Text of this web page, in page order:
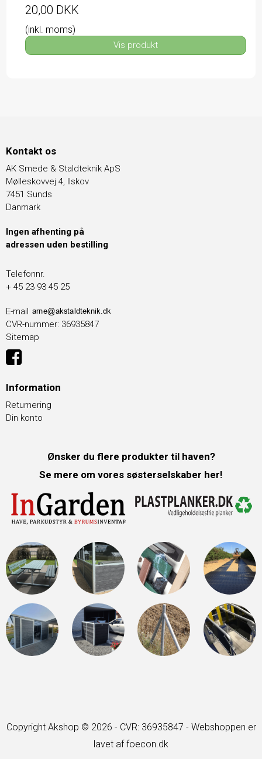
20,00 DKK
(inkl. moms)
Vis produkt
Kontakt os
AK Smede & Staldteknik ApS
Mølleskovvej 4, Ilskov
7451 Sunds
Danmark
Ingen afhenting på
adressen uden bestilling
Telefonnr.
+ 45 23 93 45 25
E-mail
CVR-nummer: 36935847
Sitemap
Information
Returnering
Din konto
Ønsker du flere produkter til haven?
Se mere om vores søsterselskaber her!
Copyright Akshop © 2026 - CVR: 36935847 - Webshoppen er
lavet af foecon.dk